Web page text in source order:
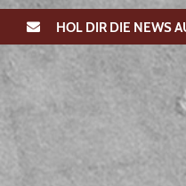
HOL DIR DIE NEWS